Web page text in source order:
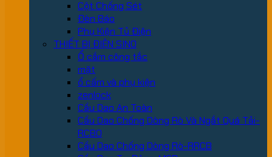
Cột Chống Sét
Đèn Báo
Phụ Kiện Tủ Điện
THIẾT BỊ ĐIỆN SINO
Ổ cắm công tắc
mặt
ổ cấm và phụ kiện
zenlock
Cầu Dao An Toàn
Cầu Dao Chống Dòng Rò Và Ngắt Quá Tải-
RCBO
Cầu Dao Chống Dòng Rò-RRCB